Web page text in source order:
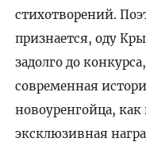
стихотворений.
признается, оду
задолго до
современная
новоуренгойца,
эксклюзивная